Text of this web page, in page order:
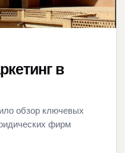
в
обзор ключевых
фирм